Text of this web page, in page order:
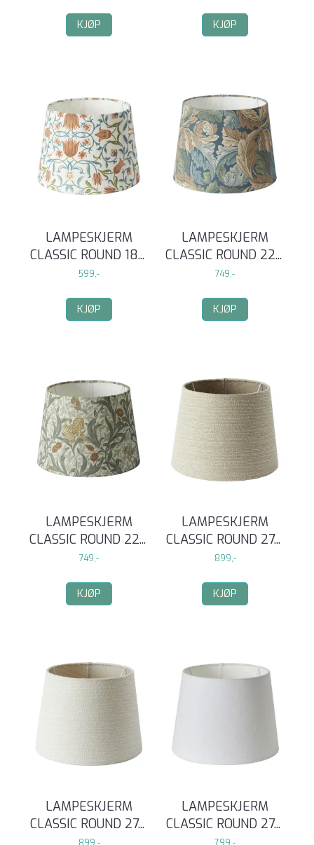
KJØP KJØP
LAMPESKJERM
CLASSIC ROUND 18...
599,-
KJØP
LAMPESKJERM
CLASSIC ROUND 22...
749,-
KJØP
LAMPESKJERM
CLASSIC ROUND 22...
749,-
KJØP
LAMPESKJERM
CLASSIC ROUND 27...
899,-
KJØP
LAMPESKJERM
CLASSIC ROUND 27...
LAMPESKJERM
CLASSIC ROUND 27...